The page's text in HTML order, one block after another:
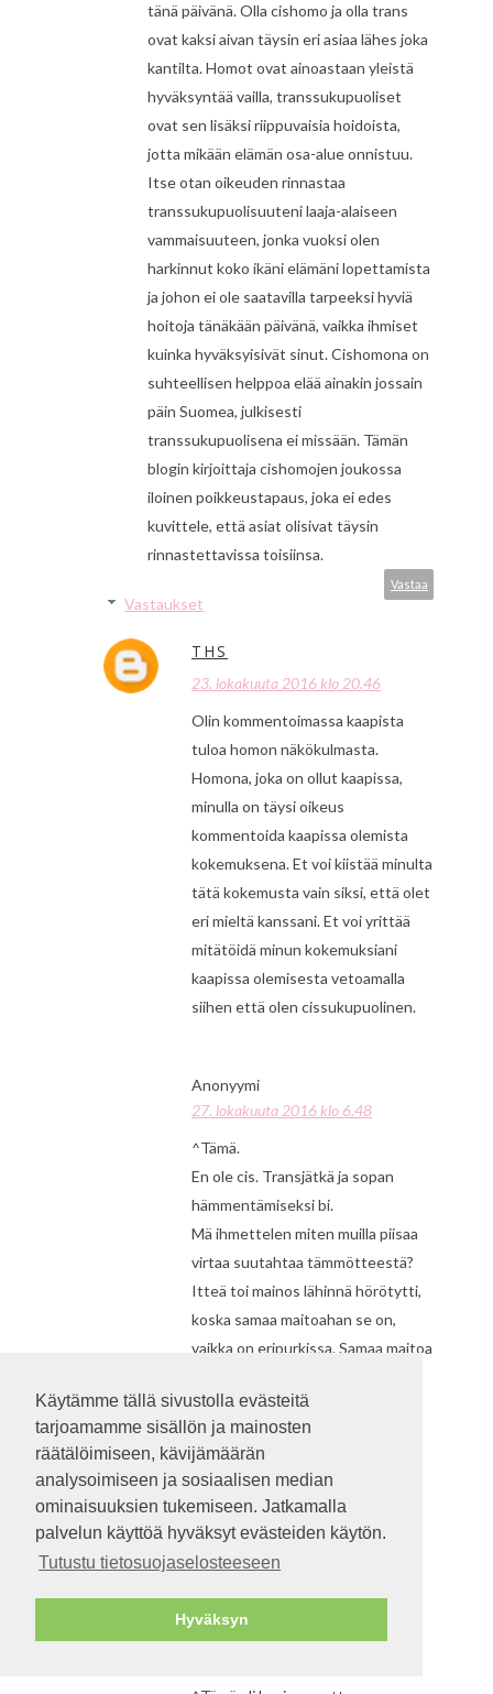
Käytämme tällä sivustolla evästeitä
tarjoamamme sisällön ja mainosten
räätälöimiseen, kävijämäärän
analysoimiseen ja sosiaalisen median
ominaisuuksien tukemiseen. Jatkamalla
palvelun käyttöä hyväksyt evästeiden käytön.
Tutustu tietosuojaselosteeseen
Hyväksyn
tänä päivänä. Olla cishomo ja olla trans
ovat kaksi aivan täysin eri asiaa lähes joka
kantilta. Homot ovat ainoastaan yleistä
hyväksyntää vailla, transsukupuoliset
ovat sen lisäksi riippuvaisia hoidoista,
jotta mikään elämän osa-alue onnistuu.
Itse otan oikeuden rinnastaa
transsukupuolisuuteni laaja-alaiseen
vammaisuuteen, jonka vuoksi olen
harkinnut koko ikäni elämäni lopettamista
ja johon ei ole saatavilla tarpeeksi hyviä
hoitoja tänäkään päivänä, vaikka ihmiset
kuinka hyväksyisivät sinut. Cishomona on
suhteellisen helppoa elää ainakin jossain
päin Suomea, julkisesti
transsukupuolisena ei missään. Tämän
blogin kirjoittaja cishomojen joukossa
iloinen poikkeustapaus, joka ei edes
kuvittele, että asiat olisivat täysin
rinnastettavissa toisiinsa.
Vastaa
Vastaukset
THS
23. lokakuuta 2016 klo 20.46
Olin kommentoimassa kaapista
tuloa homon näkökulmasta.
Homona, joka on ollut kaapissa,
minulla on täysi oikeus
kommentoida kaapissa olemista
kokemuksena. Et voi kiistää minulta
tätä kokemusta vain siksi, että olet
eri mieltä kanssani. Et voi yrittää
mitätöidä minun kokemuksiani
kaapissa olemisesta vetoamalla
siihen että olen cissukupuolinen.
Anonyymi
27. lokakuuta 2016 klo 6.48
^Tämä.
En ole cis. Transjätkä ja sopan
hämmentämiseksi bi.
Mä ihmettelen miten muilla piisaa
virtaa suutahtaa tämmötteestä?
Itteä toi mainos lähinnä hörötytti,
koska samaa maitoahan se on,
vaikka on eripurkissa. Samaa maitoa
voisi sanoa ihmisiä kaikki ruumista
sen kummimmin tuomitsematta.
Mutta hei, ainahan voidaan nähdä
kaikki vähääkään vähemmistöihin
valossa, koska sehän on se voima
jolla kannattaa mennä eteenpäin.
SANNA